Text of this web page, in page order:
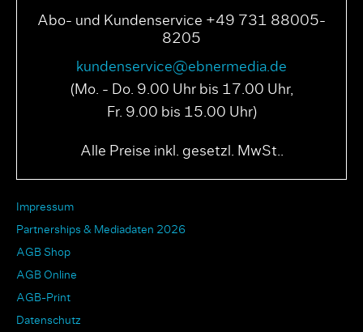
Abo- und Kundenservice +49 731 88005-
8205
kundenservice@ebnermedia.de
(Mo. - Do. 9.00 Uhr bis 17.00 Uhr,
Fr. 9.00 bis 15.00 Uhr)
Alle Preise inkl. gesetzl. MwSt..
Impressum
Partnerships & Mediadaten 2026
AGB Shop
AGB Online
AGB-Print
Datenschutz